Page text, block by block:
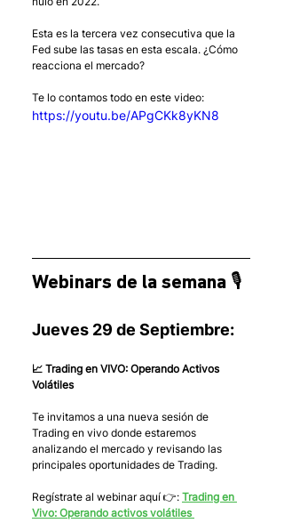
Esta es la tercera vez consecutiva que la
Fed sube las tasas en esta escala. ¿Cómo
reacciona el mercado?
Te lo contamos todo en este video:
https://youtu.be/APgCKk8yKN8
Webinars de la semana 🎙
Jueves 29 de Septiembre:
📈 Trading en VIVO: Operando Activos
Volátiles
Te invitamos a una nueva sesión de
Trading en vivo donde estaremos
analizando el mercado y revisando las
principales oportunidades de Trading.
Regístrate al webinar aquí 👉: Trading en
Vivo: Operando activos volátiles